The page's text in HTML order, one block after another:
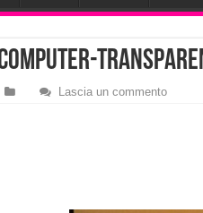
Lascia un commento